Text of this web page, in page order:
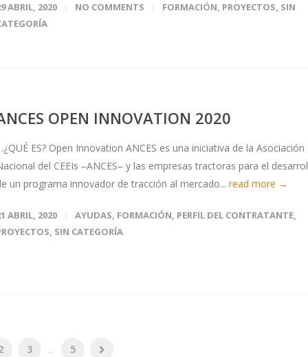
ABRIL, 2020 NO COMMENTS FORMACIÓN, PROYECTOS, SIN
OPEN INNOVATION 2020
ES? Open Innovation ANCES es una iniciativa de la Asociación
del CEEIs –ANCES– y las empresas tractoras para el
un programa innovador de tracción al mercado... read more →
ABRIL, 2020 AYUDAS, FORMACIÓN, PERFIL DEL CONTRATANTE,
, SIN CATEGORÍA
3 ... 5